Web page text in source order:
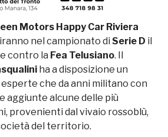
Motors Happy Car Riviera
nel campionato di Serie D il
contro la Fea Telusiano. Il
ha a disposizione un
che da anni militano con
aggiunte alcune delle più
provenienti dal vivaio rossoblù,
del territorio.